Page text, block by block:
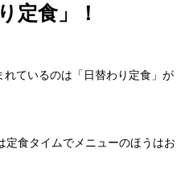
定食」！
れているのは「日替わり定食」が
食タイムでメニューのほうはお